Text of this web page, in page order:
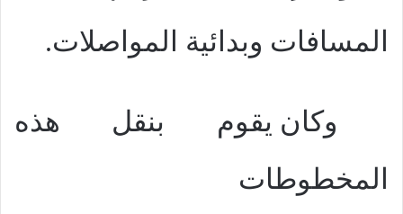
المسافات وبدائية المواصلات.
وكان يقوم بنقل هذه
المخطوطات